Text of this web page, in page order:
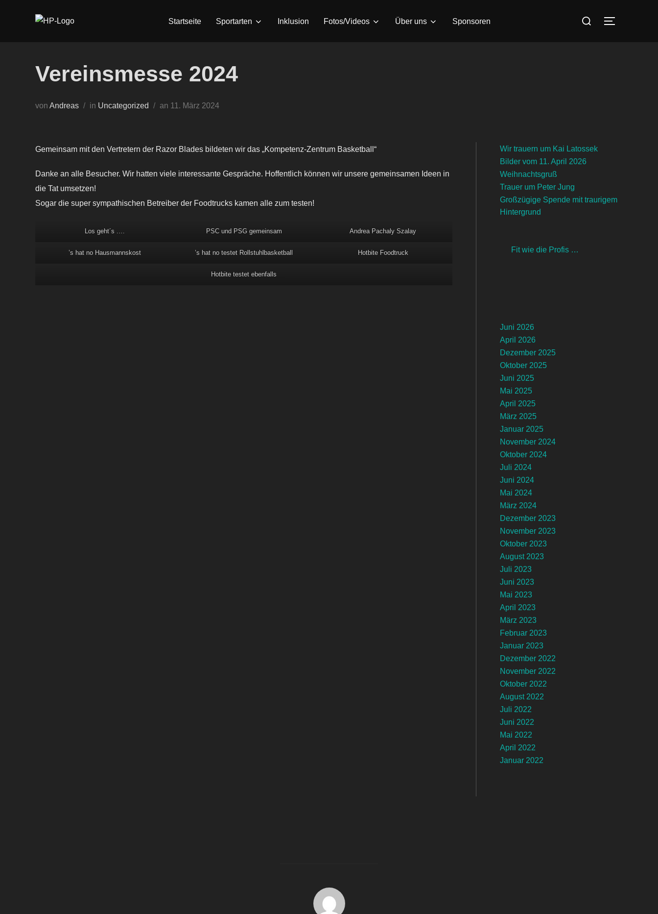
Startseite Sportarten Inklusion Fotos/Videos Über uns Sponsoren
Suchen
Vereinsmesse 2024
von Andreas in Uncategorized an Veröffentlicht
11. März 2024
Gemeinsam mit den Vertretern der Razor Blades bildeten wir das „Kompetenz-Zentrum Basketball“
Danke an alle Besucher. Wir hatten viele interessante Gespräche. Hoffentlich können wir unsere gemeinsamen Ideen in
die Tat umsetzen!
Sogar die super sympathischen Betreiber der Foodtrucks kamen alle zum testen!
Los geht´s .… PSC und PSG gemeinsam Andrea Pachaly Szalay
’s hat no Hausmannskost ’s hat no testet Rollstuhlbasketball Hotbite Foodtruck
Hotbite testet ebenfalls
Wir trauern um Kai Latossek
Bilder vom 11. April 2026
Weihnachtsgruß
Trauer um Peter Jung
Großzügige Spende mit traurigem
Hintergrund
Fit wie die Profis …
Juni 2026
April 2026
Dezember 2025
Oktober 2025
Juni 2025
Mai 2025
April 2025
März 2025
Januar 2025
November 2024
Oktober 2024
Juli 2024
Juni 2024
Mai 2024
März 2024
Dezember 2023
November 2023
Oktober 2023
August 2023
Juli 2023
Juni 2023
Mai 2023
April 2023
März 2023
Februar 2023
Januar 2023
Dezember 2022
November 2022
Oktober 2022
August 2022
Juli 2022
Juni 2022
Mai 2022
April 2022
Januar 2022
BEITRAGSAUTOR